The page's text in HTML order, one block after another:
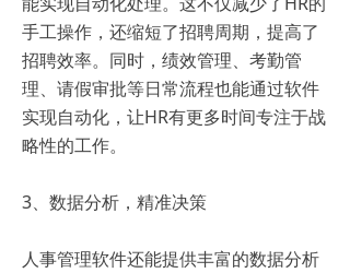
手工操作，还缩短了招聘周期，提高了
招聘效率。同时，绩效管理、考勤管
理、请假审批等日常流程也能通过软件
实现自动化，让HR有更多时间专注于战
略性的工作。
3、数据分析，精准决策
人事管理软件还能提供丰富的数据分析